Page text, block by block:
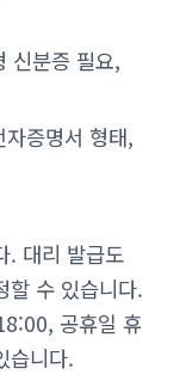
신분증 필요,
증명서 형태,
. 대리 발급도
할 수 있습니다.
공휴일 휴
습니다.